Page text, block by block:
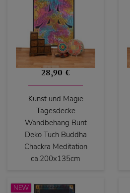
28,90 €
Kunst und Magie
Tagesdecke
Wandbehang Bunt
Deko Tuch Buddha
Chackra Meditation
ca.200x135cm
NEW